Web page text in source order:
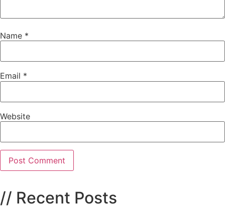
Name *
Email *
Website
// Recent Posts